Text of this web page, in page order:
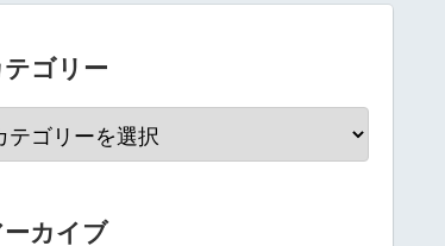
テゴリー
ーカイブ